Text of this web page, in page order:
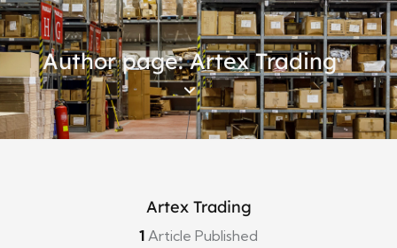
Author page: Artex Trading
Artex Trading
1 Article Published
ChatBot
En línea
Hola Artex & Newift